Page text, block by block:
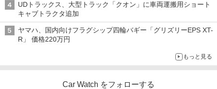
UDトラックス、大型トラック「クオン」に車両運搬用ショート
キャブトラクタ追加
ヤマハ、国内向けフラグシップ四輪バギー「グリズリーEPS XT-
R」 価格220万円
もっと見る
Car Watch をフォローする